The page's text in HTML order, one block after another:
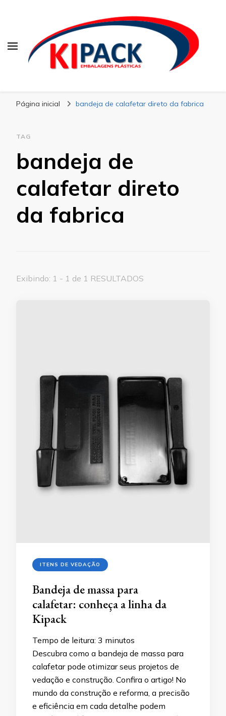
Página inicial bandeja de calafetar direto da fabrica
TAG
bandeja de
calafetar direto
da fabrica
Exibindo: 1 - 1 de 1 RESULTADOS
ITENS DE VEDAÇÃO
Bandeja de massa para
calafetar: conheça a linha da
Kipack
Tempo de leitura: 3 minutos
Descubra como a bandeja de massa para
calafetar pode otimizar seus projetos de
vedação e construção. Confira o artigo! No
mundo da construção e reforma, a precisão
e eficiência em cada detalhe podem